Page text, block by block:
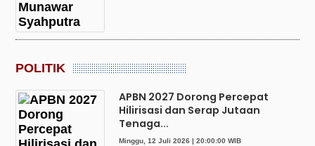
POLITIK
APBN 2027 Dorong Percepat
Hilirisasi dan Serap Jutaan
Tenaga...
Minggu, 12 Juli 2026 | 20:00:00 WIB